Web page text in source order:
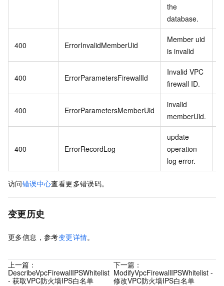
the
database.
400 ErrorInvalidMemberUid
Member uid
is invalid
400 ErrorParametersFirewallId
Invalid VPC
firewall ID.
400 ErrorParametersMemberUid
invalid
memberUid.
400 ErrorRecordLog
update
operation
log error.
访问错误中心查看更多错误码。
变更历史
更多信息，参考变更详情。
上一篇：
DescribeVpcFirewallIPSWhitelist
- 获取VPC防火墙IPS白名单
下一篇：
ModifyVpcFirewallIPSWhitelist -
修改VPC防火墙IPS白名单